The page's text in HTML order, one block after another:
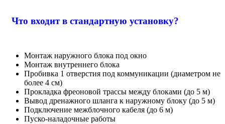
Что входит в стандартную установку?
Монтаж наружного блока под окно
Монтаж внутреннего блока
Пробивка 1 отверстия под коммуникации (диаметром не
более 4 см)
Прокладка фреоновой трассы между блоками (до 5 м)
Вывод дренажного шланга к наружному блоку (до 5 м)
Подключение межблочного кабеля (до 6 м)
Пуско-наладочные работы